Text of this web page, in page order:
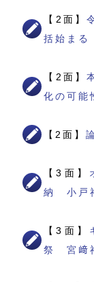
【2面】
括始ま
【2面】
化の可能
【2面】
【3面】
納 小戸
【3面】
祭 宮﨑